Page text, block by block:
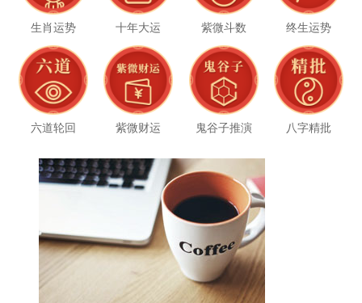
生肖运势 十年大运 紫微斗数 终生运势
六道轮回 紫微财运 鬼谷子推演 八字精批